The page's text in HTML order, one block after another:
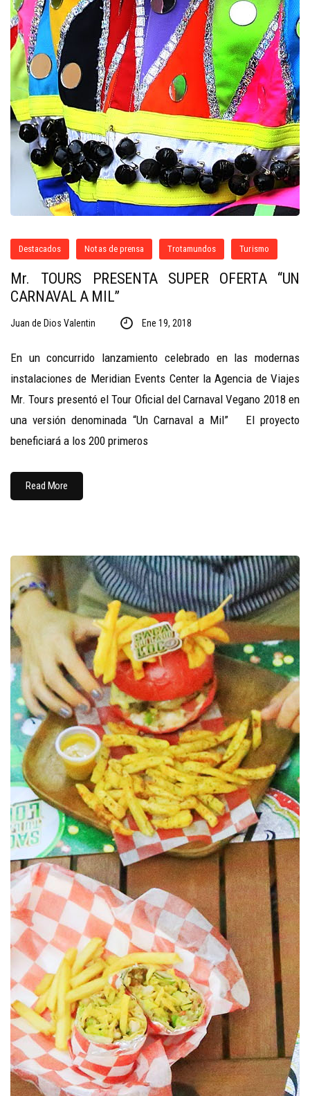
Destacados Notas de prensa Trotamundos Turismo
Mr. TOURS PRESENTA SUPER OFERTA “UN
CARNAVAL A MIL”
Juan de Dios Valentin Ene 19, 2018
En un concurrido lanzamiento celebrado en las modernas
instalaciones de Meridian Events Center la Agencia de Viajes
Mr. Tours presentó el Tour Oficial del Carnaval Vegano 2018 en
una versión denominada “Un Carnaval a Mil” El proyecto
beneficiará a los 200 primeros
Read More